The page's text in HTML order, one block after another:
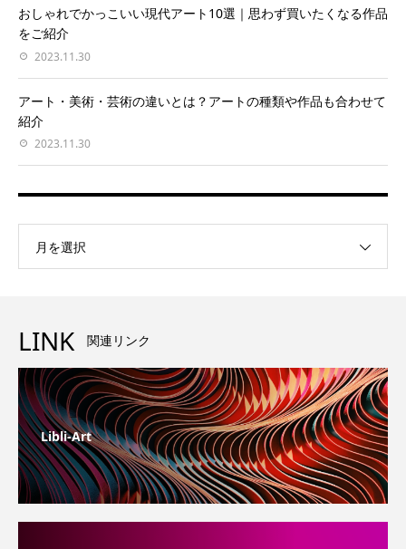
おしゃれでかっこいい現代アート10選｜思わず買いたくなる作品
をご紹介
2023.11.30
アート・美術・芸術の違いとは？アートの種類や作品も合わせて
紹介
2023.11.30
月を選択
LINK 関連リンク
Libli-Art